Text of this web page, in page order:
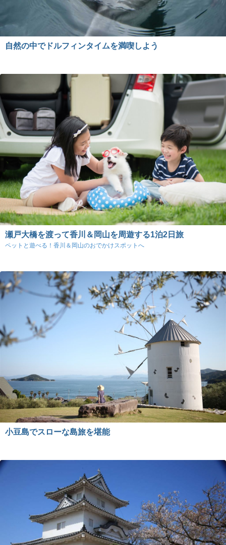
自然の中でドルフィンタイムを満喫しよう
瀬戸大橋を渡って香川＆岡山を周遊する1泊2日旅
ペットと遊べる！香川＆岡山のおでかけスポットへ
小豆島でスローな島旅を堪能